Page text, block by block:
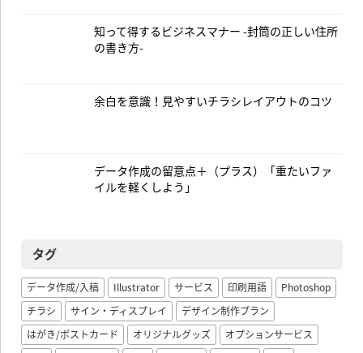
知って得するビジネスマナー -封筒の正しい住所
の書き方-
余白を意識！見やすいチラシレイアウトのコツ
データ作成の留意点＋（プラス）「重たいファ
イルを軽くしよう」
タグ
データ作成/入稿 Illustrator サービス 印刷用語
Photoshop
チラシ
サイン・ディスプレイ
デザイン制作プラン
はがき/ポストカード
オリジナルグッズ
オプションサービス